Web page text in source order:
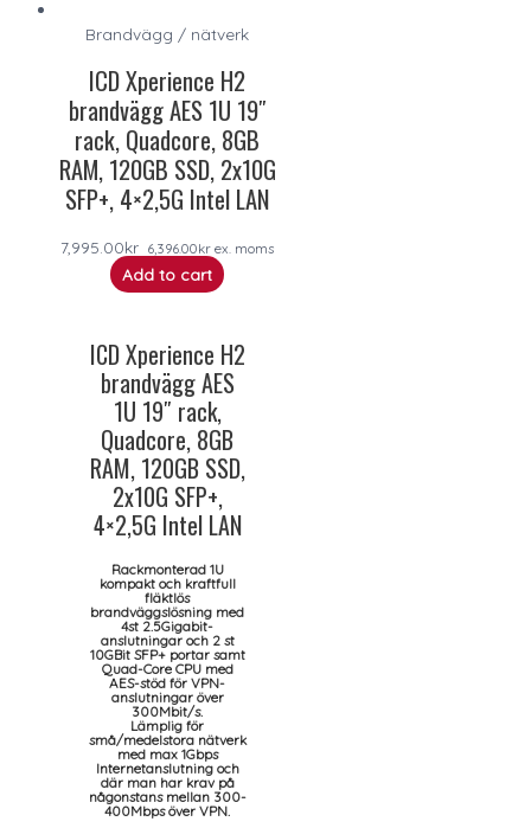
Brandvägg / nätverk
ICD Xperience H2
brandvägg AES 1U 19″
rack, Quadcore, 8GB
RAM, 120GB SSD, 2x10G
SFP+, 4×2,5G Intel LAN
7,995.00kr 6,396.00kr ex. moms
Add to cart
ICD Xperience H2
brandvägg AES
1U 19″ rack,
Quadcore, 8GB
RAM, 120GB SSD,
2x10G SFP+,
4×2,5G Intel LAN
Rackmonterad 1U
kompakt och kraftfull
fläktlös
brandväggslösning med
4st 2.5Gigabit-
anslutningar och 2 st
10GBit SFP+ portar samt
Quad-Core CPU med
AES-stöd för VPN-
anslutningar över
300Mbit/s.
Lämplig för
små/medelstora nätverk
med max 1Gbps
Internetanslutning och
där man har krav på
någonstans mellan 300-
400Mbps över VPN.